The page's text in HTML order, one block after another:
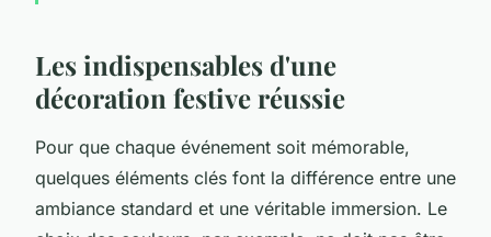
Les indispensables d'une
décoration festive réussie
Pour que chaque événement soit mémorable,
quelques éléments clés font la différence entre une
ambiance standard et une véritable immersion. Le